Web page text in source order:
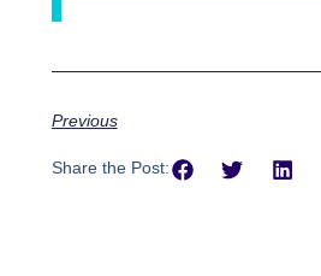
Previous
Share the Post: